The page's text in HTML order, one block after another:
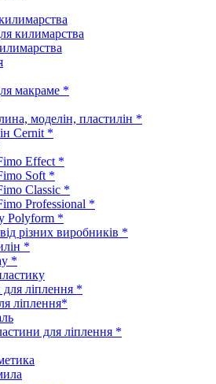
килимарства
макраме *
моделін, пластилін *
Cernit *
Effect *
Soft *
Classic *
Professional *
Polyform *
різних виробників *
*
*
для ліплення *
ліплення*
для ліплення *